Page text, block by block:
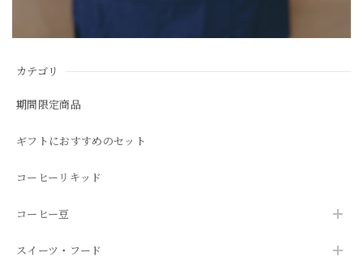
カテゴリ
期間限定商品
ギフトにおすすめのセット
コーヒーリキッド
コーヒー豆
スイーツ・フード